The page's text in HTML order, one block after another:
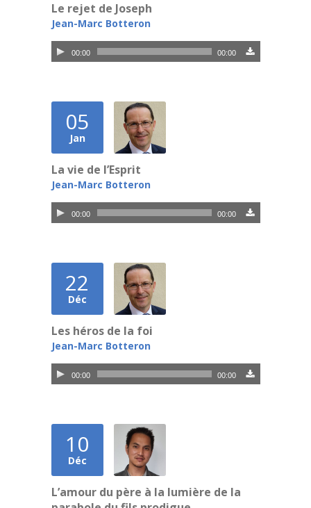
Le rejet de Joseph
Jean-Marc Botteron
Lecteur
audio
00:00 00:00
05
Jan
La vie de l’Esprit
Jean-Marc Botteron
Lecteur
audio
00:00 00:00
22
Déc
Les héros de la foi
Jean-Marc Botteron
Lecteur
audio
00:00 00:00
10
Déc
L’amour du père à la lumière de la